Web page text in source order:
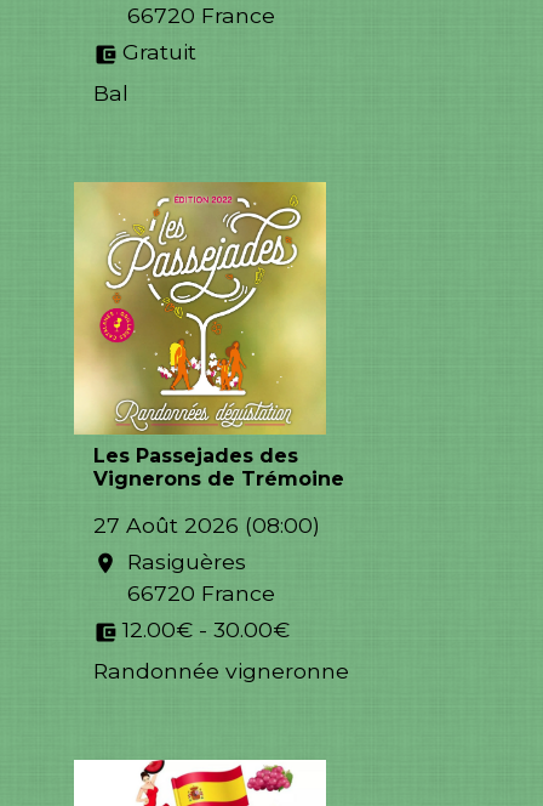
66720 France
account_balance_wallet Gratuit
Bal
Les Passejades des
Vignerons de Trémoine
27 Août 2026 (08:00)
location_on
Rasiguères
66720 France
account_balance_wallet 12.00€ - 30.00€
Randonnée vigneronne